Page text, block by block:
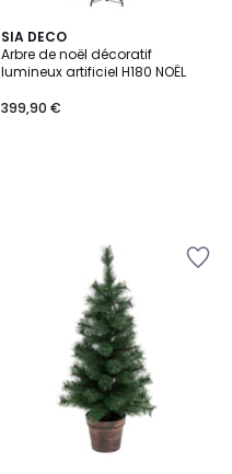
SIA DECO
Arbre de noël décoratif
lumineux artificiel H180 NOËL
399,90 €